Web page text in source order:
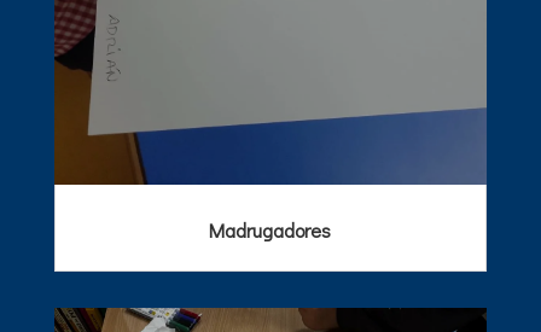
Madrugadores